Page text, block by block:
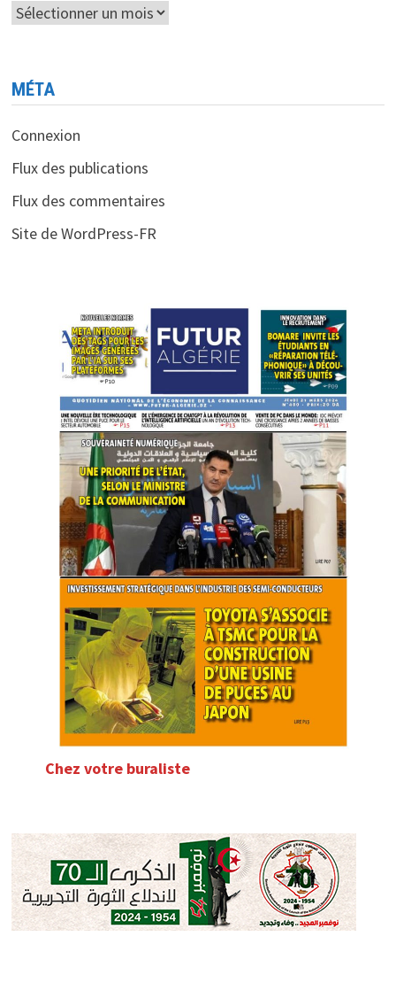
Archives
MÉTA
Connexion
Flux des publications
Flux des commentaires
Site de WordPress-FR
Chez votre buraliste